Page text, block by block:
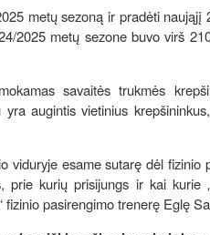
metų sezoną ir pradėti
2025 metų sezone buvo virš
savaitės trukmės
yra augintis vietinius
viduryje esame sutarę dėl
prie kurių prisijungs ir kai
fizinio pasirengimo trenerę Eglę